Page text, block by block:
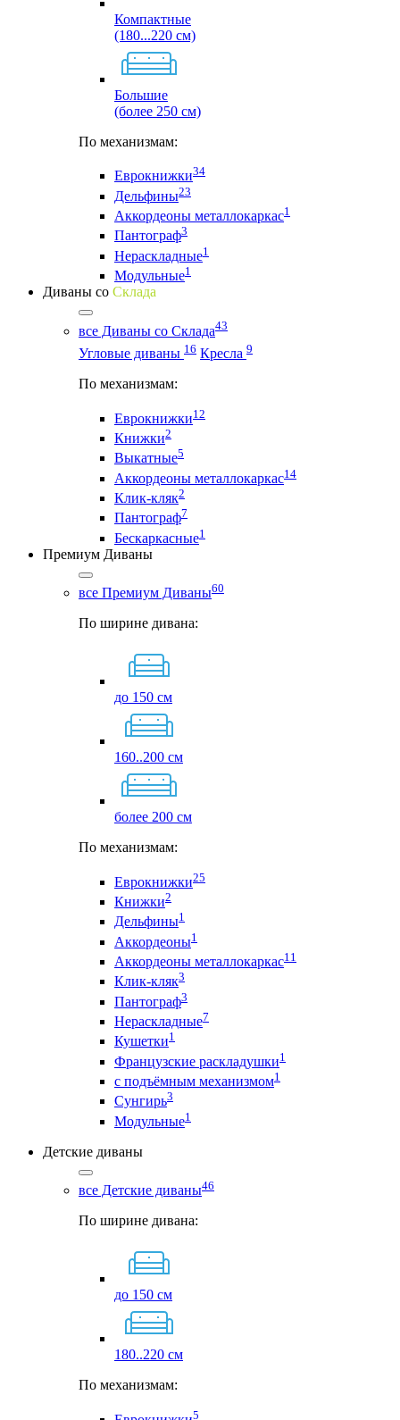
Компактные
(180...220 см)
Большие
(более 250 см)
По механизмам:
Еврокнижки34
Дельфины23
Аккордеоны металлокаркас1
Пантограф3
Нераскладные1
Модульные1
Диваны со Склада
все Диваны со Склада43
Угловые диваны 16 Кресла 9
По механизмам:
Еврокнижки12
Книжки2
Выкатные5
Аккордеоны металлокаркас14
Клик-кляк2
Пантограф7
Бескаркасные1
Премиум Диваны
все Премиум Диваны60
По ширине дивана:
до 150 см
160..200 см
более 200 см
По механизмам:
Еврокнижки25
Книжки2
Дельфины1
Аккордеоны1
Аккордеоны металлокаркас11
Клик-кляк3
Пантограф3
Нераскладные7
Кушетки1
Французские раскладушки1
с подъёмным механизмом1
Сунгирь3
Модульные1
Детские диваны
все Детские диваны46
По ширине дивана:
до 150 см
180..220 см
По механизмам:
5